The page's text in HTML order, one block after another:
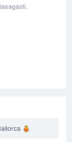
Wechsel vor: